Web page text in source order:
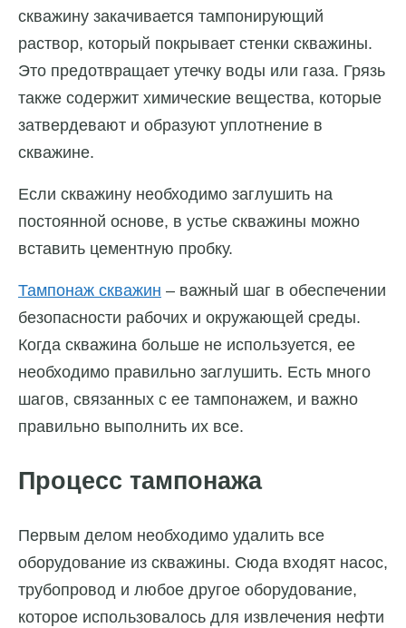
скважину закачивается тампонирующий
раствор, который покрывает стенки скважины.
Это предотвращает утечку воды или газа. Грязь
также содержит химические вещества, которые
затвердевают и образуют уплотнение в
скважине.
Если скважину необходимо заглушить на
постоянной основе, в устье скважины можно
вставить цементную пробку.
Тампонаж скважин – важный шаг в обеспечении
безопасности рабочих и окружающей среды.
Когда скважина больше не используется, ее
необходимо правильно заглушить. Есть много
шагов, связанных с ее тампонажем, и важно
правильно выполнить их все.
Процесс тампонажа
Первым делом необходимо удалить все
оборудование из скважины. Сюда входят насос,
трубопровод и любое другое оборудование,
которое использовалось для извлечения нефти